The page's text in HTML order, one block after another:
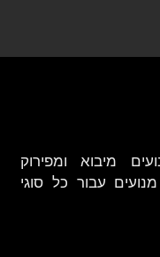
מיבוא ומפירוק
עבור כל סוגי